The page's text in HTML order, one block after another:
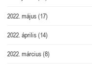
2022. május(17)
2022. április(14)
2022. március(8)